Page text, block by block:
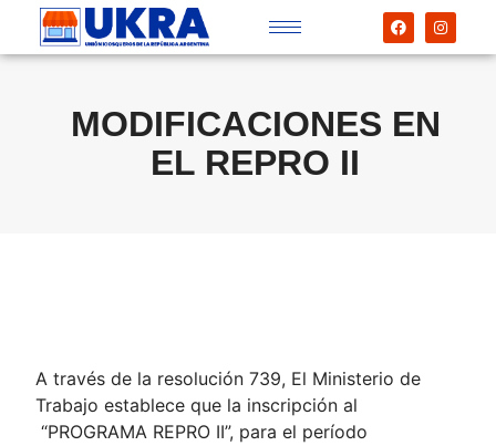
MODIFICACIONES EN
EL REPRO II
A través de la resolución 739, El Ministerio de
Trabajo establece que la inscripción al
“PROGRAMA REPRO II”, para el período